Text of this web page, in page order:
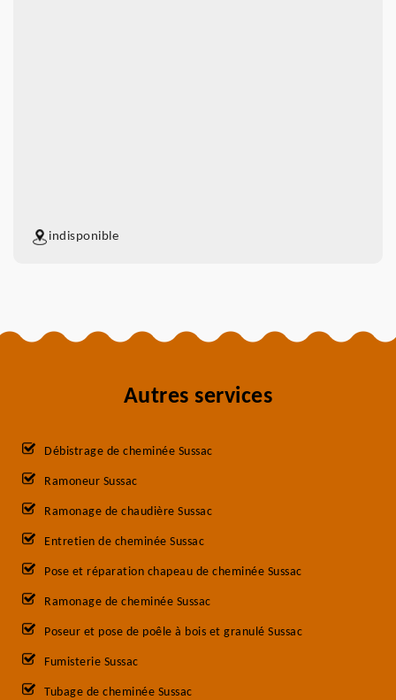
indisponible
Autres services
Débistrage de cheminée Sussac
Ramoneur Sussac
Ramonage de chaudière Sussac
Entretien de cheminée Sussac
Pose et réparation chapeau de cheminée Sussac
Ramonage de cheminée Sussac
Poseur et pose de poêle à bois et granulé Sussac
Fumisterie Sussac
Tubage de cheminée Sussac